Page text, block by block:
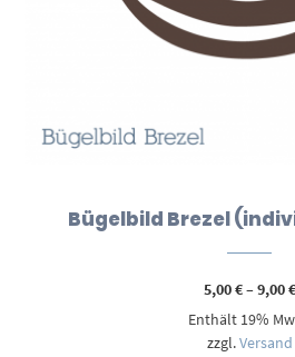
Bügelbild Brezel
5,00€–9,00€
Enthält 19%
zzgl.Versand